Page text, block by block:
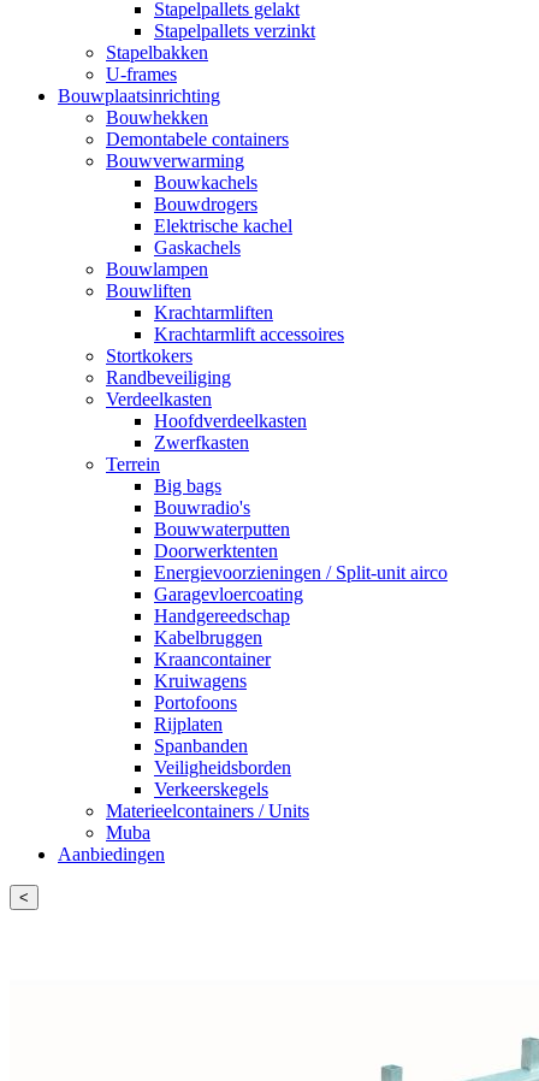
Stapelpallets gelakt
Stapelpallets verzinkt
Stapelbakken
U-frames
Bouwplaatsinrichting
Bouwhekken
Demontabele containers
Bouwverwarming
Bouwkachels
Bouwdrogers
Elektrische kachel
Gaskachels
Bouwlampen
Bouwliften
Krachtarmliften
Krachtarmlift accessoires
Stortkokers
Randbeveiliging
Verdeelkasten
Hoofdverdeelkasten
Zwerfkasten
Terrein
Big bags
Bouwradio's
Bouwwaterputten
Doorwerktenten
Energievoorzieningen / Split-unit airco
Garagevloercoating
Handgereedschap
Kabelbruggen
Kraancontainer
Kruiwagens
Portofoons
Rijplaten
Spanbanden
Veiligheidsborden
Verkeerskegels
Materieelcontainers / Units
Muba
Aanbiedingen
<